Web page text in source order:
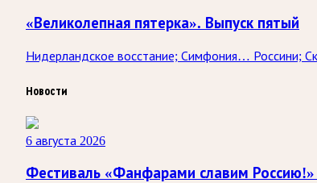
«Великолепная пятерка». Выпуск пятый
Нидерландское восстание; Симфония… Россини;
Новости
6 августа 2026
Фестиваль «Фанфарами славим Россию!»